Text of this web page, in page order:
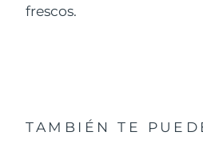
frescos.
TAMBIÉN TE